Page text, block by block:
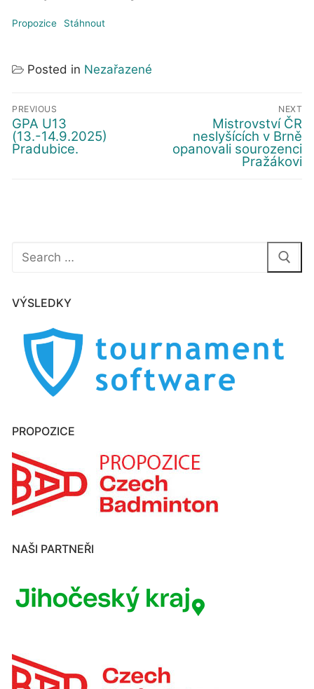
Propozice Stáhnout
Posted in Nezařazené
Navigace
pro
příspěvek
PREVIOUS
Předchozí
příspěvek
GPA U13
(13.-14.9.2025)
Pradubice.
NEXT
Další
příspěvek
Mistrovství ČR
neslyšících v Brně
opanovali sourozenci
Pražákovi
VÝSLEDKY
PROPOZICE
NAŠI PARTNEŘI